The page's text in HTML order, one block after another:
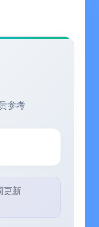
参考
更新